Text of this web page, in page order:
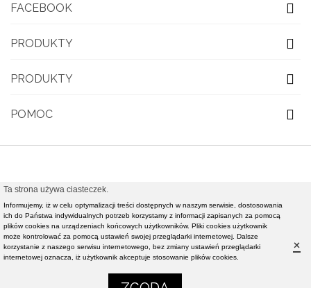
FACEBOOK
PRODUKTY
PRODUKTY
POMOC
© 2021 OBUWIE TOP MODA - Modna obuwie damskie,
nowości rynkowe światowej klasy mody - Realizacja i
pozycjonowanie strony :Rafał Gałązka - www.strony-
piotrkow.pl
Ta strona używa ciasteczek.
Informujemy, iż w celu optymalizacji treści dostępnych w naszym serwisie, dostosowania
ich do Państwa indywidualnych potrzeb korzystamy z informacji zapisanych za pomocą
plików cookies na urządzeniach końcowych użytkowników. Pliki cookies użytkownik
może kontrolować za pomocą ustawień swojej przeglądarki internetowej. Dalsze
korzystanie z naszego serwisu internetowego, bez zmiany ustawień przeglądarki
internetowej oznacza, iż użytkownik akceptuje stosowanie plików cookies.
×